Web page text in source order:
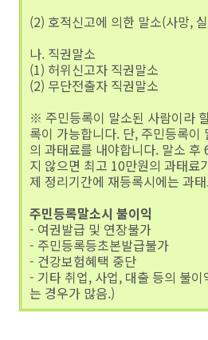
(2) 호적신고에 의한 말소(사망,
나. 직권말소
(1) 허위신고자 직권말소
(2) 무단전출자 직권말소
※ 주민등록이 말소된 사람이라
록이 가능합니다. 단, 주민등록이
의 과태료를 내야합니다. 말소 후
지 않으면 최고 10만원의 과태료
제 정리기간에 재등록시에는 과
주민등록말소시 불이익
- 여권발급 및 연장불가
- 주민등록등초본발급불가
- 건강보험혜택 중단
- 기타 취업, 사업, 대출 등의 불
는 경우가 많음.)